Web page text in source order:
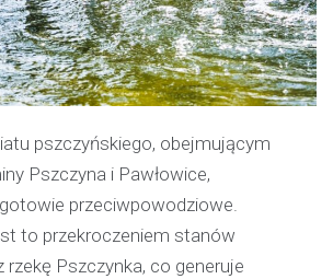
pszczyńskiego, obejmującym
Pszczyna i Pawłowice,
przeciwpowodziowe.
to przekroczeniem stanów
rzekę Pszczynka, co generuje